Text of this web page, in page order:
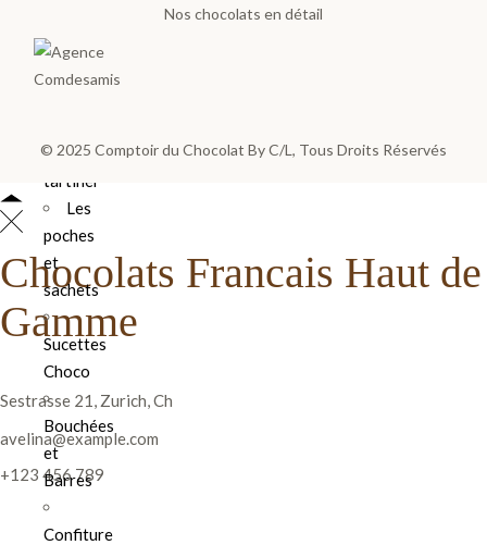
GOURMANDISES
à
tartiner
Les
poches
et
sachets
Sucettes
Choco
Bouchées
et
Barres
Confiture
Nos chocolats en détail
© 2025 Comptoir du Chocolat By C/L , Tous Droits Réservés
Chocolats Francais Haut de
Gamme
Sestrasse 21, Zurich, Ch
avelina@example.com
+123 456 789